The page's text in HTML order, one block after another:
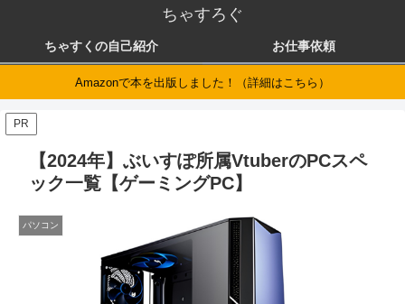
ちゃすろぐ
ちゃすくの自己紹介 お仕事依頼
Amazonで本を出版しました！（詳細はこちら）
PR
【2024年】ぶいすぽ所属VtuberのPCスペ
ック一覧【ゲーミングPC】
パソコン